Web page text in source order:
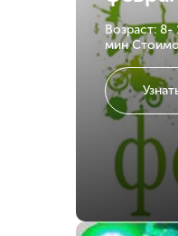
Возраст: 8-
мин